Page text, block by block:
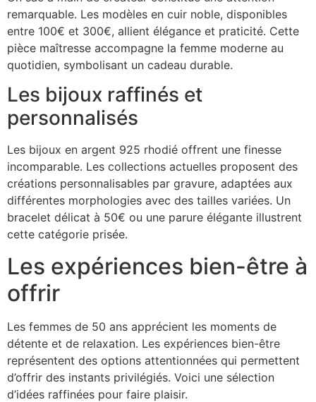
remarquable. Les modèles en cuir noble, disponibles
entre 100€ et 300€, allient élégance et praticité. Cette
pièce maîtresse accompagne la femme moderne au
quotidien, symbolisant un cadeau durable.
Les bijoux raffinés et
personnalisés
Les bijoux en argent 925 rhodié offrent une finesse
incomparable. Les collections actuelles proposent des
créations personnalisables par gravure, adaptées aux
différentes morphologies avec des tailles variées. Un
bracelet délicat à 50€ ou une parure élégante illustrent
cette catégorie prisée.
Les expériences bien-être à
offrir
Les femmes de 50 ans apprécient les moments de
détente et de relaxation. Les expériences bien-être
représentent des options attentionnées qui permettent
d’offrir des instants privilégiés. Voici une sélection
d’idées raffinées pour faire plaisir.